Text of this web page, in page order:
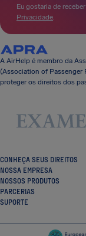
Eu gostaria de
Privacidade.
A AirHelp é membro da
(Association of Passenger
proteger os direitos dos
CONHEÇA SEUS DIREITOS
NOSSA EMPRESA
NOSSOS PRODUTOS
PARCERIAS
SUPORTE